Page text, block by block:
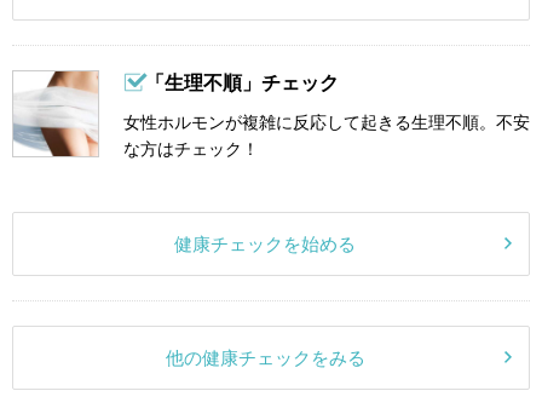
「生理不順」チェック
女性ホルモンが複雑に反応して起きる生理不順。不安
な方はチェック！
健康チェックを始める
他の健康チェックをみる